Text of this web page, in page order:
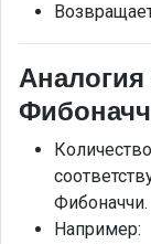
Фибоначчи.
Например: